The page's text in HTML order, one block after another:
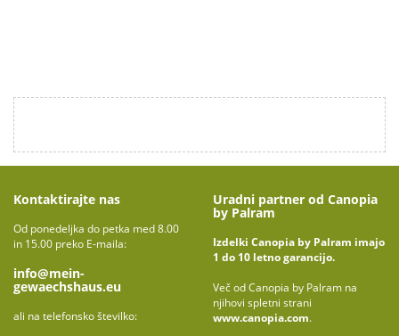
Kontaktirajte nas
Od ponedeljka do petka med 8.00
in 15.00 preko E-maila:
info@mein-
gewaechshaus.eu
ali na telefonsko številko:
Uradni partner od Canopia
by Palram
Izdelki Canopia by Palram imajo
1 do 10 letno garancijo.
Več od Canopia by Palram na
njihovi spletni strani
www.canopia.com.